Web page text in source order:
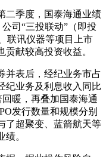
二季度，国泰海通业绩
司“三投联动”（即投
联讯仪器等项目上市
献较高投资收益。
并表后，经纪业务市占
纪业务及利息收入同比
暖，再叠加国泰海通
发行数量和规模分别
了超聚变、蓝箭航天等
。